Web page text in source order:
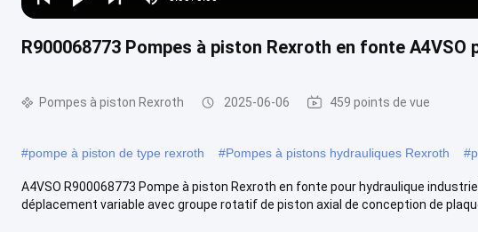
Time
R900068773 Pompes à piston Rexroth en fonte
Pompes à piston Rexroth 2025-06-06 459 points de vue
#pompe à piston de type rexroth #Pompes à pistons hydrauliques Rexroth #
A4VSO R900068773 Pompe à piston Rexroth en fonte pour hydraulique
déplacement variable avec groupe rotatif de piston axial de conception de plaque